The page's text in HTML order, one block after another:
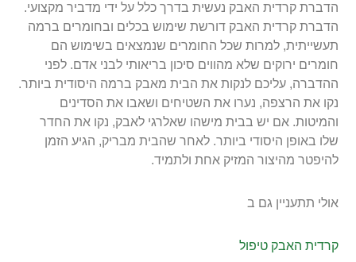
הדברת קרדית האבק נעשית בדרך כלל על ידי מדביר מקצועי.
הדברת קרדית האבק דורשת שימוש בכלים ובחומרים ברמה
תעשייתית, למרות שכל החומרים שנמצאים בשימוש הם
חומרים ירוקים שלא מהווים סיכון בריאותי לבני אדם. לפני
ההדברה, עליכם לנקות את הבית מאבק ברמה היסודית ביותר.
נקו את הרצפה, נערו את השטיחים ושאבו את הסדינים
והמיטות. אם יש בבית מישהו שאלרגי לאבק, נקו את החדר
שלו באופן היסודי ביותר. לאחר שהבית מבריק, הגיע הזמן
להיפטר מהיצור המזיק אחת ולתמיד.
אולי תתעניין גם ב
קרדית האבק טיפול